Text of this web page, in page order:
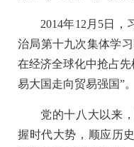
2014年12月5日
治局第十九次集体学
在经济全球化中抢占
易大国走向贸易强国”。
党的十八大以来
握时代大势，顺应历